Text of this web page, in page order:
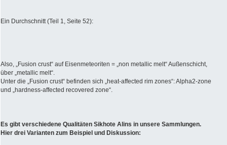
Ein Durchschnitt (Teil 1, Seite 52):
Also, „Fusion crust“ auf Eisenmeteoriten = „non metallic melt“ Außenschicht,
über „metallic melt“.
Unter die „Fusion crust“ befinden sich „heat-affected rim zones“: Alpha2-zone
und „hardness-affected recovered zone“.
Es gibt verschiedene Qualitäten Sikhote Alins in unsere Sammlungen.
Hier drei Varianten zum Beispiel und Diskussion: